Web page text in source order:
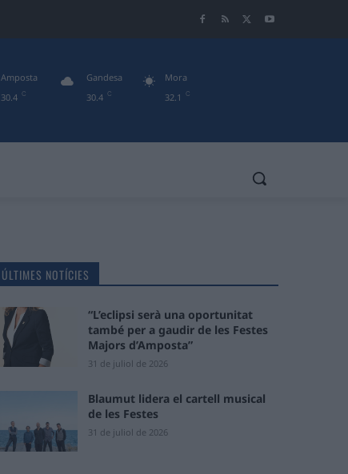
30.4 C
Amposta
30.4 C
Gandesa
32.1
C
Mora
ÚLTIMES NOTÍCIES
“L’eclipsi serà una oportunitat
també per a gaudir de les Festes
Majors d’Amposta”
31 de juliol de 2026
Blaumut lidera el cartell musical
de les Festes
31 de juliol de 2026